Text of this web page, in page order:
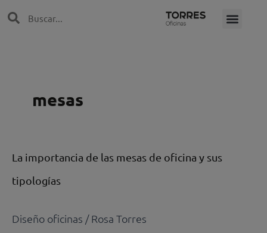
SearchSearch
mesas
La importancia de las mesas de oficina y sus
tipologías
Diseño oficinas /Rosa Torres
importancia
de
mesas